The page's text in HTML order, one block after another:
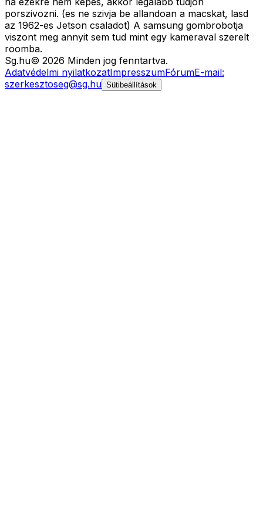
porszivozni. (es ne szivja be allandoan a macskat, lasd
az 1962-es Jetson csaladot) A samsung gombrobotja
viszont meg annyit sem tud mint egy kameraval szerelt
roomba.
Sg.hu© 2026 Minden jog fenntartva.
Adatvédelmi nyilatkozatImpresszumFórumE-mail:
szerkesztoseg@sg.hu Sütibeállítások